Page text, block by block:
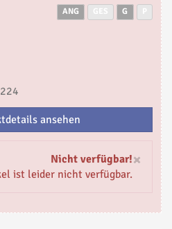
ANG G
ansehen
×
Nicht verfügbar!
ist leider nicht verfügbar.